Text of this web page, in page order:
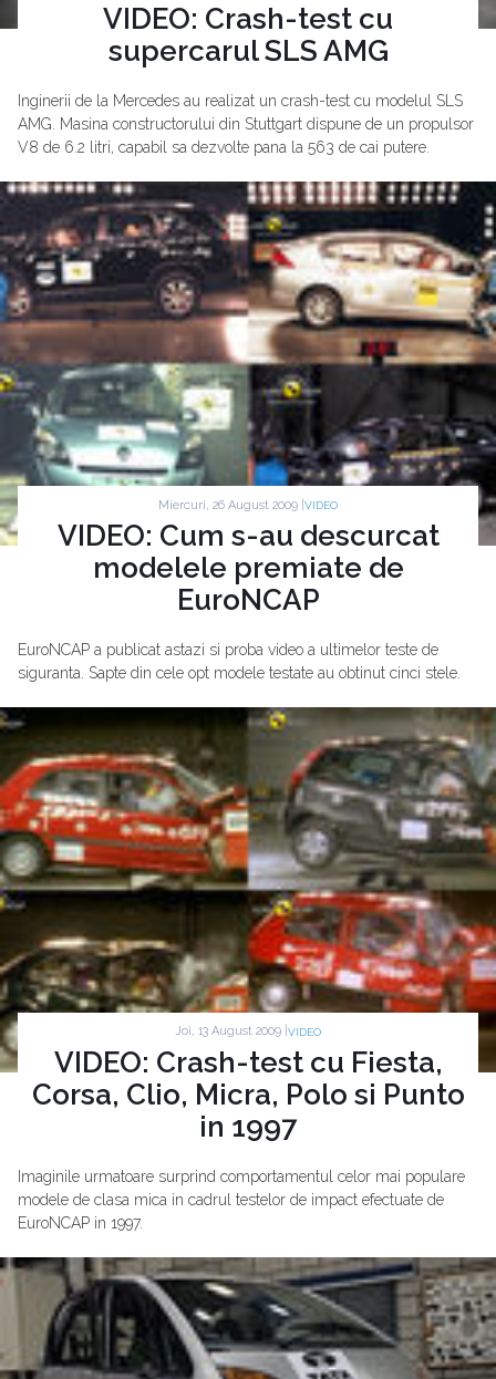
VIDEO: Crash-test cu
supercarul SLS AMG
Inginerii de la Mercedes au realizat un crash-test cu modelul SLS
AMG. Masina constructorului din Stuttgart dispune de un propulsor
V8 de 6.2 litri, capabil sa dezvolte pana la 563 de cai putere.
Miercuri, 26 August 2009 | VIDEO
VIDEO: Cum s-au descurcat
modelele premiate de
EuroNCAP
EuroNCAP a publicat astazi si proba video a ultimelor teste de
siguranta. Sapte din cele opt modele testate au obtinut cinci stele.
Joi, 13 August 2009 | VIDEO
VIDEO: Crash-test cu Fiesta,
Corsa, Clio, Micra, Polo si Punto
in 1997
Imaginile urmatoare surprind comportamentul celor mai populare
modele de clasa mica in cadrul testelor de impact efectuate de
EuroNCAP in 1997.